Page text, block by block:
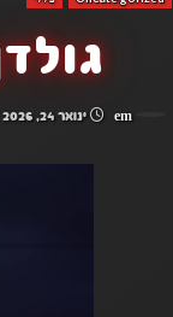
ינואר 24, 2026